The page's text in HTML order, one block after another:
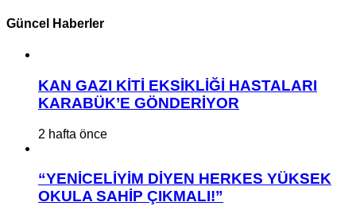
Güncel Haberler
KAN GAZI KİTİ EKSİKLİĞİ HASTALARI
KARABÜK’E GÖNDERİYOR
2 hafta önce
“YENİCELİYİM DİYEN HERKES YÜKSEK
OKULA SAHİP ÇIKMALI!”